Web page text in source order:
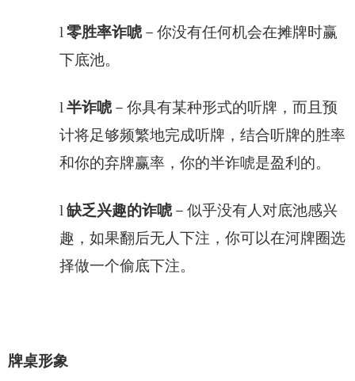
l 零胜率诈唬 －你没有任何机会在摊牌时赢
下底池。
l 半诈唬 －你具有某种形式的听牌，而且预
计将足够频繁地完成听牌，结合听牌的胜率
和你的弃牌赢率，你的半诈唬是盈利的。
l 缺乏兴趣的诈唬 －似乎没有人对底池感兴
趣，如果翻后无人下注，你可以在河牌圈选
择做一个偷底下注。
牌桌形象